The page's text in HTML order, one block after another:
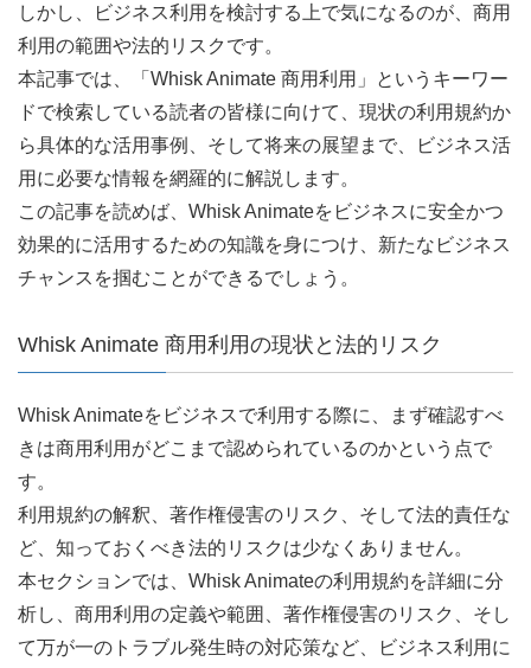
しかし、ビジネス利用を検討する上で気になるのが、商用
利用の範囲や法的リスクです。
本記事では、「Whisk Animate 商用利用」というキーワー
ドで検索している読者の皆様に向けて、現状の利用規約か
ら具体的な活用事例、そして将来の展望まで、ビジネス活
用に必要な情報を網羅的に解説します。
この記事を読めば、Whisk Animateをビジネスに安全かつ
効果的に活用するための知識を身につけ、新たなビジネス
チャンスを掴むことができるでしょう。
Whisk Animate 商用利用の現状と法的リスク
Whisk Animateをビジネスで利用する際に、まず確認すべ
きは商用利用がどこまで認められているのかという点で
す。
利用規約の解釈、著作権侵害のリスク、そして法的責任な
ど、知っておくべき法的リスクは少なくありません。
本セクションでは、Whisk Animateの利用規約を詳細に分
析し、商用利用の定義や範囲、著作権侵害のリスク、そし
て万が一のトラブル発生時の対応策など、ビジネス利用に